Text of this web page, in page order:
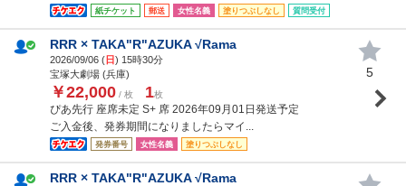
紙チケット 郵送 女性名義 塗りつぶしなし 質問受付
RRR × TAKA"R"AZUKA √Rama
2026/09/06 (日) 15時30分
宝塚大劇場 (兵庫)
￥22,000 / 枚 1枚
ぴあ先行 座席未定 S+ 席 2026年09月01日発送予定
ご入金後、発券期間になりましたらマイ...
発券番号 女性名義 塗りつぶしなし
5
RRR × TAKA"R"AZUKA √Rama